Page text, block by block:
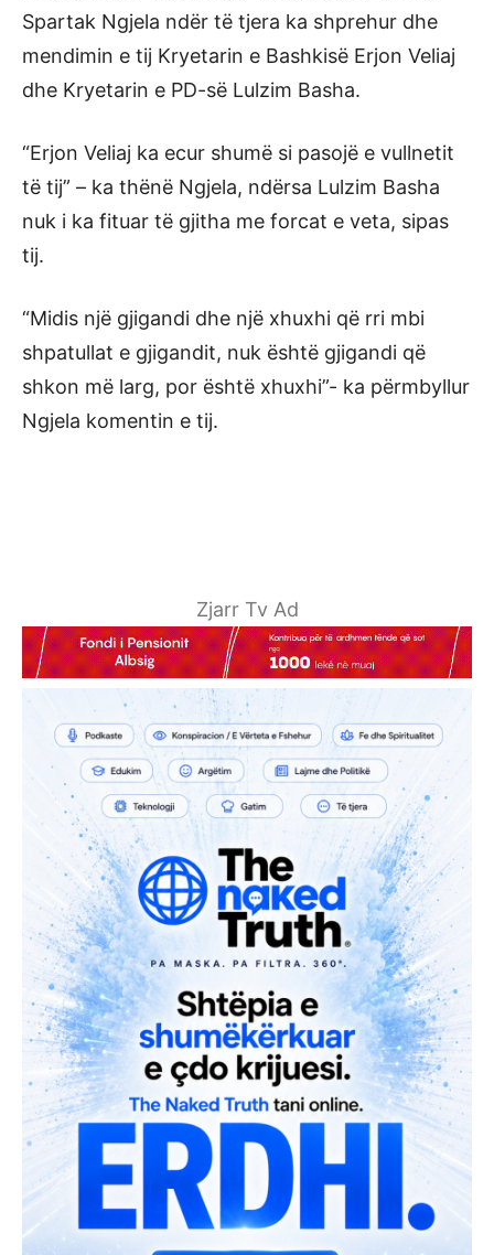
Spartak Ngjela ndër të tjera ka shprehur dhe
mendimin e tij Kryetarin e Bashkisë Erjon Veliaj
dhe Kryetarin e PD-së Lulzim Basha.
“Erjon Veliaj ka ecur shumë si pasojë e vullnetit
të tij” – ka thënë Ngjela, ndërsa Lulzim Basha
nuk i ka fituar të gjitha me forcat e veta, sipas
tij.
“Midis një gjigandi dhe një xhuxhi që rri mbi
shpatullat e gjigandit, nuk është gjigandi që
shkon më larg, por është xhuxhi”- ka përmbyllur
Ngjela komentin e tij.
Zjarr Tv Ad